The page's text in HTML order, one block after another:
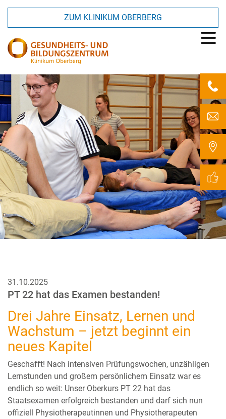
ZUM KLINIKUM OBERBERG
31.10.2025
PT 22 hat das Examen bestanden!
Drei Jahre Einsatz, Lernen und
Wachstum – jetzt beginnt ein
neues Kapitel
Geschafft! Nach intensiven Prüfungswochen, unzähligen
Lernstunden und großem persönlichem Einsatz war es
endlich so weit: Unser Oberkurs PT 22 hat das
Staatsexamen erfolgreich bestanden und darf sich nun
offiziell Physiotherapeutinnen und Physiotherapeuten